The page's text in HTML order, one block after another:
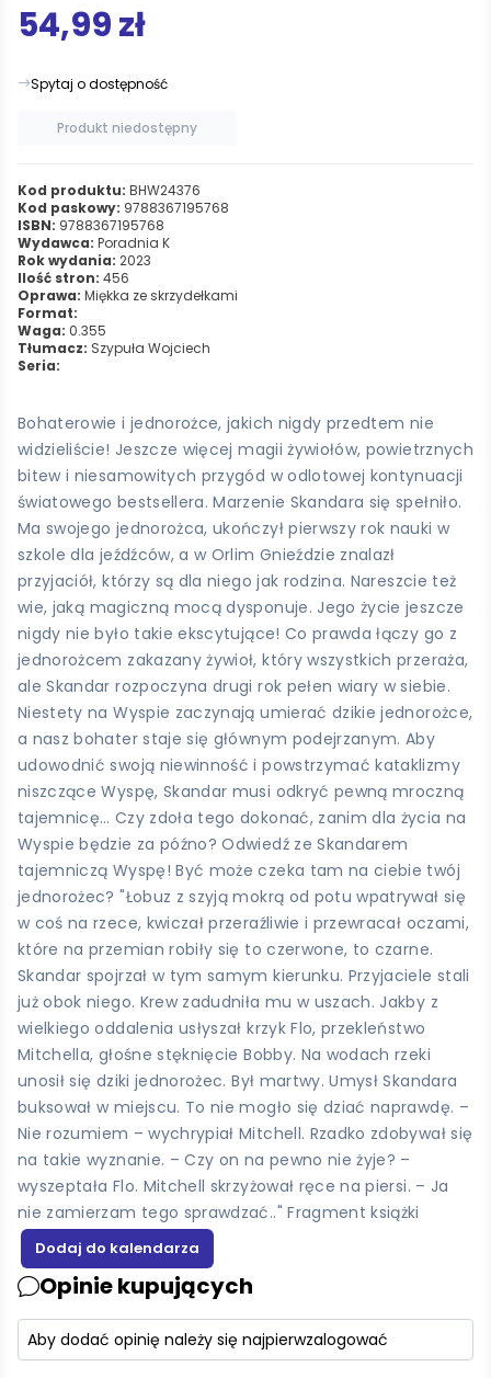
54,99 zł
Spytaj o dostępność
Produkt niedostępny
Kod produktu: BHW24376
Kod paskowy: 9788367195768
ISBN: 9788367195768
Wydawca: Poradnia K
Rok wydania: 2023
Ilość stron: 456
Oprawa: Miękka ze skrzydełkami
Format:
Waga: 0.355
Tłumacz: Szypuła Wojciech
Seria:
Bohaterowie i jednorożce, jakich nigdy przedtem nie
widzieliście! Jeszcze więcej magii żywiołów, powietrznych
bitew i niesamowitych przygód w odlotowej kontynuacji
światowego bestsellera. Marzenie Skandara się spełniło.
Ma swojego jednorożca, ukończył pierwszy rok nauki w
szkole dla jeźdźców, a w Orlim Gnieździe znalazł
przyjaciół, którzy są dla niego jak rodzina. Nareszcie też
wie, jaką magiczną mocą dysponuje. Jego życie jeszcze
nigdy nie było takie ekscytujące! Co prawda łączy go z
jednorożcem zakazany żywioł, który wszystkich przeraża,
ale Skandar rozpoczyna drugi rok pełen wiary w siebie.
Niestety na Wyspie zaczynają umierać dzikie jednorożce,
a nasz bohater staje się głównym podejrzanym. Aby
udowodnić swoją niewinność i powstrzymać kataklizmy
niszczące Wyspę, Skandar musi odkryć pewną mroczną
tajemnicę… Czy zdoła tego dokonać, zanim dla życia na
Wyspie będzie za późno? Odwiedź ze Skandarem
tajemniczą Wyspę! Być może czeka tam na ciebie twój
jednorożec? "Łobuz z szyją mokrą od potu wpatrywał się
w coś na rzece, kwiczał przeraźliwie i przewracał oczami,
które na przemian robiły się to czerwone, to czarne.
Skandar spojrzał w tym samym kierunku. Przyjaciele stali
już obok niego. Krew zadudniła mu w uszach. Jakby z
wielkiego oddalenia usłyszał krzyk Flo, przekleństwo
Mitchella, głośne stęknięcie Bobby. Na wodach rzeki
unosił się dziki jednorożec. Był martwy. Umysł Skandara
buksował w miejscu. To nie mogło się dziać naprawdę. –
Nie rozumiem – wychrypiał Mitchell. Rzadko zdobywał się
na takie wyznanie. – Czy on na pewno nie żyje? –
wyszeptała Flo. Mitchell skrzyżował ręce na piersi. – Ja
nie zamierzam tego sprawdzać.." Fragment książki
Opinie kupujących
Aby dodać opinię należy się najpierwzalogować